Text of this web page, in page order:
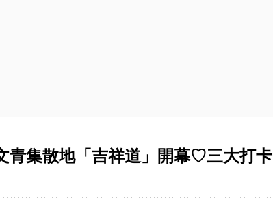
青集散地「吉祥道」開幕♡三大打卡